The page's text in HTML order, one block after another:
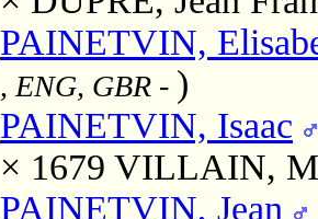
PAINETVIN,
, ENG, GBR - )
PAINETVIN, Isaac
× 1679 VILLAIN,
PAINETVIN, Jean